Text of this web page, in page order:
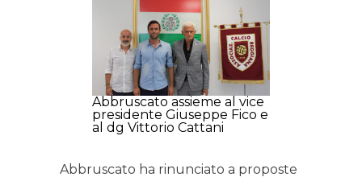
Abbruscato assieme al vice
presidente Giuseppe Fico e
al dg Vittorio Cattani
Abbruscato ha rinunciato a proposte